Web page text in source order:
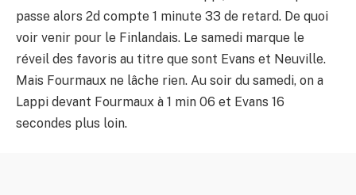
passe alors 2d compte 1 minute 33 de retard. De quoi
voir venir pour le Finlandais. Le samedi marque le
réveil des favoris au titre que sont Evans et Neuville.
Mais Fourmaux ne lâche rien. Au soir du samedi, on a
Lappi devant Fourmaux à 1 min 06 et Evans 16
secondes plus loin.